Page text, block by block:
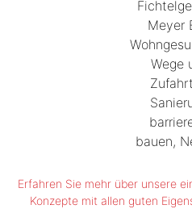
Erfahren Sie mehr über unsere
Konzepte mit allen guten